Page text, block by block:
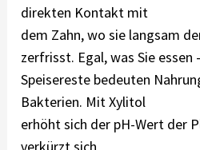
direkten Kontakt mit
dem Zahn, wo sie langsam
zerfrisst. Egal, was Sie essen
Speisereste bedeuten
Bakterien. Mit Xylitol
erhöht sich der pH-Wert der
verkürzt sich